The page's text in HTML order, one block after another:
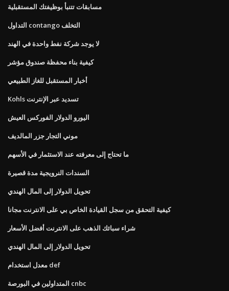
مسابقات تتنبأ بوظيفتك المستقبلية
التداول contango التخلف
لا يوجد شركة نفط واحدة في الهند
كيفية بناء محفظة صندوق مؤشر
أخبار المستقبل للغاز الطبيعي
Kohls تسديد عبر الإنترنت
اليورو الدولار الفوركس العيش
موني التجار جزر المالديف
ما تحتاج إلى معرفته عند الاستثمار في الأسهم
السندات النرويجية مدة قصيرة
تحويل الدولار إلى المال الهندي
كيفية التحقق من سجل القيادة الخاص بي على الانترنت مجانا
شراء سبائك الذهب على الانترنت أفضل الأسعار
تحويل الدولار إلى المال الهندي
معدل استخدام def
المتداولين في البورصة cnbc